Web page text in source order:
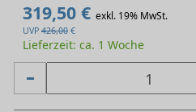
319,50 € exkl. 19% MwSt.
UVP 426,00 €
Lieferzeit: ca. 1 Woche